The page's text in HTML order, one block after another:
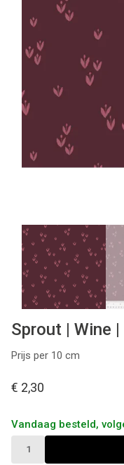
Solden
Contact
Sprout | Wine
Prijs per 10 cm
€ 2,30
Vandaag besteld,